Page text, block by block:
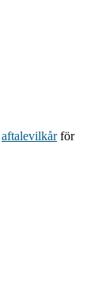
aftalevilkår för